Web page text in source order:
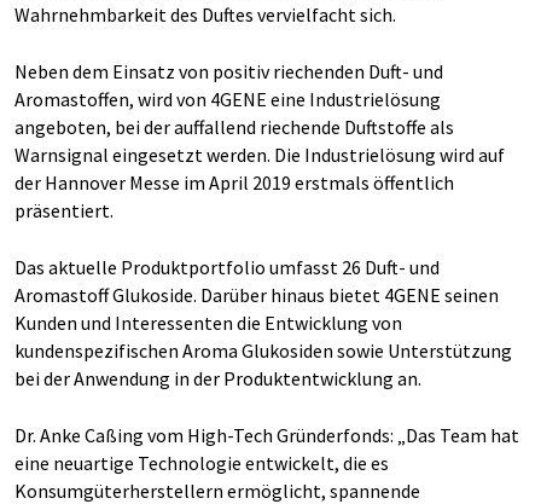
Wahrnehmbarkeit des Duftes vervielfacht sich.
Neben dem Einsatz von positiv riechenden Duft- und
Aromastoffen, wird von 4GENE eine Industrielösung
angeboten, bei der auffallend riechende Duftstoffe als
Warnsignal eingesetzt werden. Die Industrielösung wird auf
der Hannover Messe im April 2019 erstmals öffentlich
präsentiert.
Das aktuelle Produktportfolio umfasst 26 Duft- und
Aromastoff Glukoside. Darüber hinaus bietet 4GENE seinen
Kunden und Interessenten die Entwicklung von
kundenspezifischen Aroma Glukosiden sowie Unterstützung
bei der Anwendung in der Produktentwicklung an.
Dr. Anke Caßing vom High-Tech Gründerfonds: „Das Team hat
eine neuartige Technologie entwickelt, die es
Konsumgüterherstellern ermöglicht, spannende